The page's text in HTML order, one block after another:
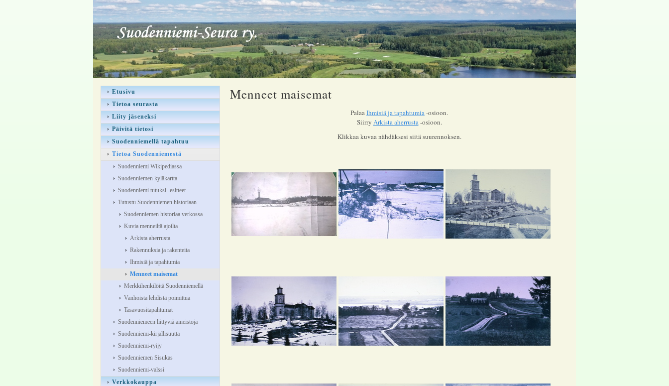
Menneet maisemat
PalaaIhmisiä ja tapahtumia-osioon.
Siirry Arkista aherrusta-osioon.
Klikkaa kuvaa nähdäksesi siitä suurennoksen.
Etusivu
Tietoa seurasta
Liity jäseneksi
Päivitä tietosi
Suodenniemellä tapahtuu
Tietoa Suodenniemestä
Suodenniemi Wikipediassa
Suodenniemen kyläkartta
Suodenniemi tutuksi -esitteet
Tutustu Suodenniemen historiaan
Suodenniemen historiaa verkossa
Kuvia menneiltä ajoilta
Arkista aherrusta
Rakennuksia ja rakenteita
Ihmisiä ja tapahtumia
Menneet maisemat
Merkkihenkilöitä Suodenniemellä
Vanhoista lehdistä poimittua
Tasavuositapahtumat
Suodenniemeen liittyviä aineistoja
Suodenniemi-kirjallisuutta
Suodenniemi-ryijy
Suodenniemen Sisukas
Suodenniemi-valssi
Verkkokauppa